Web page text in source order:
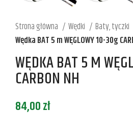
Strona główna Wędki
Baty, tyczki
Wędka BAT 5 m WĘGLOWY 10-30g
WĘDKA BAT 5 M
CARBON NH
84,00zł